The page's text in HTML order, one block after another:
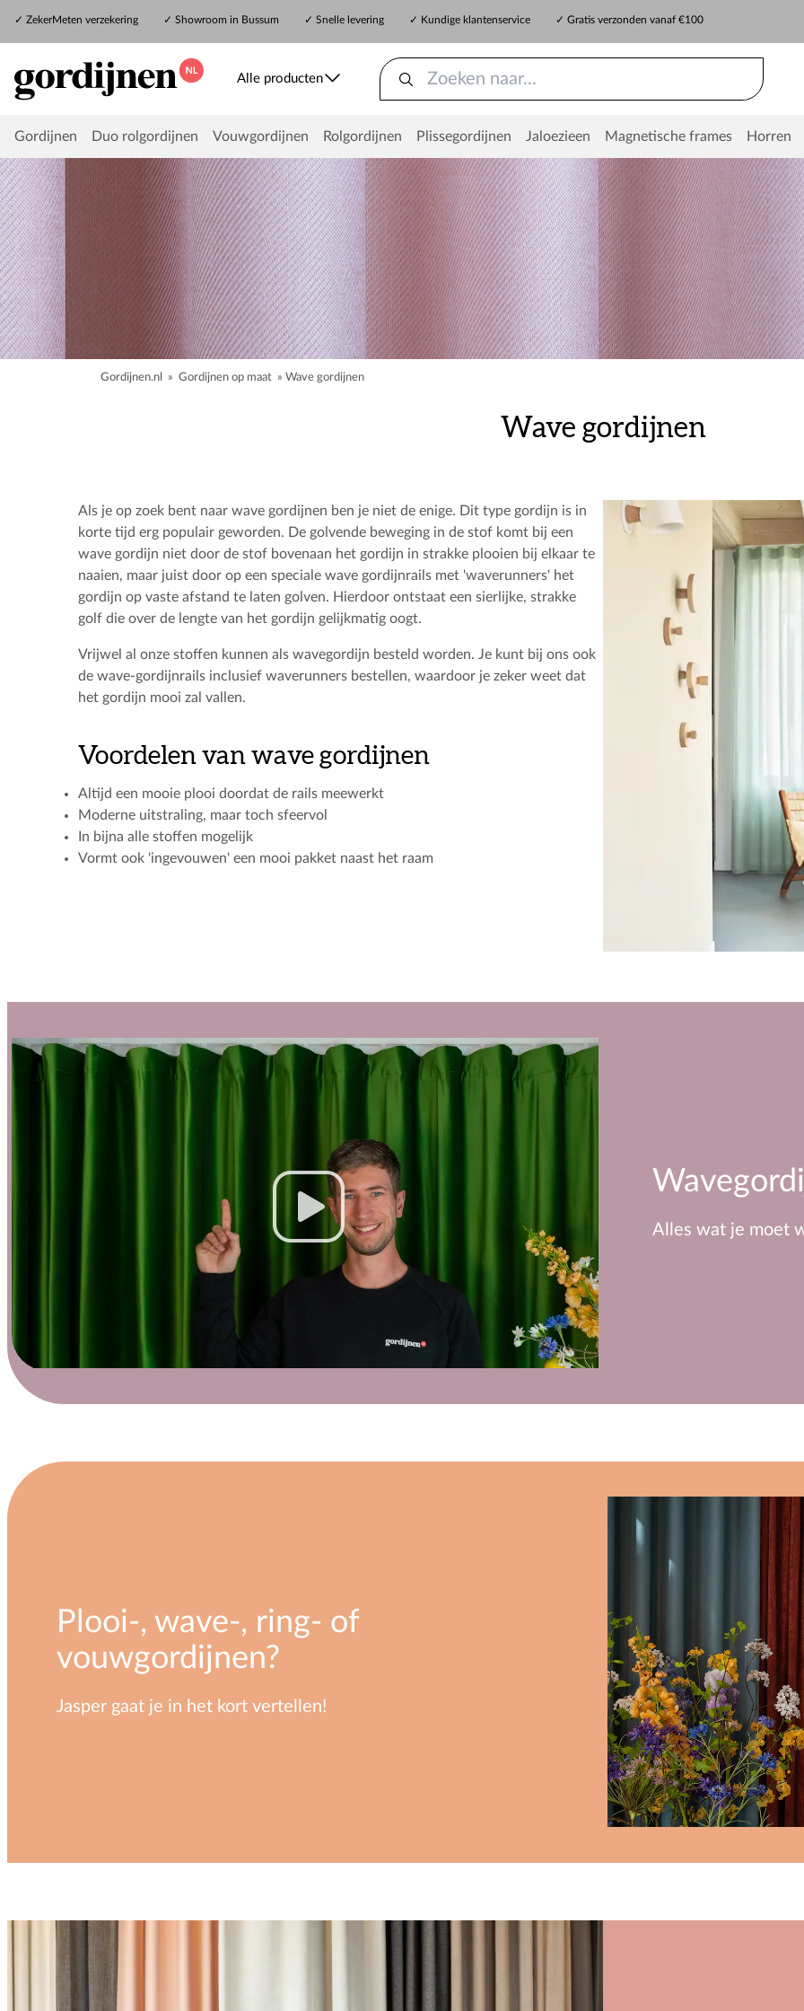
✓ ZekerMeten verzekering ✓ Showroom in Bussum ✓ Snelle levering ✓ Kundige klantenservice ✓ Gratis verzonden vanaf €100
Alle producten
Gordijnen Duo rolgordijnen Vouwgordijnen Rolgordijnen Plissegordijnen Jaloezieen Magnetische frames Horren
Gordijnen.nl » Gordijnen op maat » Wave gordijnen
Wave gordijnen
Als je op zoek bent naar wave gordijnen ben je niet de enige. Dit type gordijn is in
korte tijd erg populair geworden. De golvende beweging in de stof komt bij een
wave gordijn niet door de stof bovenaan het gordijn in strakke plooien bij elkaar te
naaien, maar juist door op een speciale wave gordijnrails met 'waverunners' het
gordijn op vaste afstand te laten golven. Hierdoor ontstaat een sierlijke, strakke
golf die over de lengte van het gordijn gelijkmatig oogt.
Vrijwel al onze stoffen kunnen als wavegordijn besteld worden. Je kunt bij ons ook
de wave-gordijnrails inclusief waverunners bestellen, waardoor je zeker weet dat
het gordijn mooi zal vallen.
Voordelen van wave gordijnen
Altijd een mooie plooi doordat de rails meewerkt
Moderne uitstraling, maar toch sfeervol
In bijna alle stoffen mogelijk
Vormt ook 'ingevouwen' een mooi pakket naast het raam
Alles wat je moet
Plooi-, wave-, ring- of
vouwgordijnen?
Jasper gaat je in het kort vertellen!